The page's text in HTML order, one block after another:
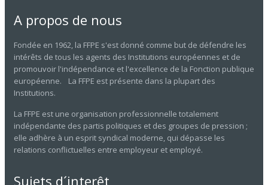
A propos de nous
Fondée en 1962, la FFPE s'est donné comme but de défendre les
intérêts de tous les agents des Institutions européennes et de
promouvoir l'indépendance et l'excellence de la Fonction publique
européenne. La FFPE est présente dans la plupart des
Institutions.
La FFPE est une organisation professionnelle totalement
indépendante des partis politiques et des groupes de pression ;
elle adhère à un esprit syndical moderne, qui dépasse les
relations conflictuelles entre employeur et employé.
Sujets d´interêt